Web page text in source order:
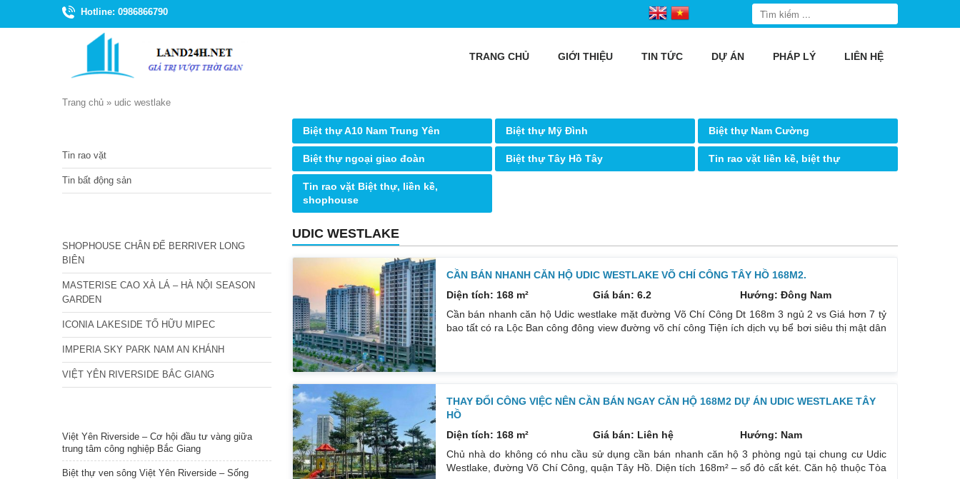
Hotline: 0986866790
TRANG CHỦ GIỚI THIỆU TIN TỨC DỰ ÁN PHÁP LÝ LIÊN HỆ
Trang chủ » udic westlake
Biệt thự A10 Nam Trung Yên Biệt thự Mỹ Đình Biệt thự Nam Cường
Biệt thự ngoại giao đoàn Biệt thự Tây Hồ Tây Tin rao vặt liền kề, biệt thự
Tin rao vặt Biệt thự, liền kề,
shophouse
UDIC WESTLAKE
CẦN BÁN NHANH CĂN HỘ UDIC WESTLAKE VÕ CHÍ CÔNG TÂY HỒ 168M2.
Diện tích: 168 m²
Giá bán: 6.2
Hướng: Đông Nam
Cần bán nhanh căn hộ Udic westlake mặt đường Võ Chí Công Dt 168m 3 ngủ 2 vs Giá hơn 7 tỷ
bao tất có ra Lộc Ban công đông view đường võ chí công Tiện ích dịch vụ bể bơi siêu thị mật dân
THAY ĐỔI CÔNG VIỆC NÊN CẦN BÁN NGAY CĂN HỘ 168M2 DỰ ÁN UDIC WESTLAKE TÂY
HỒ
Diện tích: 168 m²
Giá bán: Liên hệ
Hướng: Nam
Chủ nhà do không có nhu cầu sử dụng cần bán nhanh căn hộ 3 phòng ngủ tại chung cư Udic
Westlake, đường Võ Chí Công, quận Tây Hồ. Diện tích 168m² – sổ đỏ cất két. Căn hộ thuộc Tòa
Tin rao vặt
Tin bất động sản
SHOPHOUSE CHÂN ĐẾ BERRIVER LONG
BIÊN
MASTERISE CAO XÀ LÁ – HÀ NỘI SEASON
GARDEN
ICONIA LAKESIDE TỐ HỮU MIPEC
IMPERIA SKY PARK NAM AN KHÁNH
VIỆT YÊN RIVERSIDE BẮC GIANG
Việt Yên Riverside – Cơ hội đầu tư vàng giữa
trung tâm công nghiệp Bắc Giang
Biệt thự ven sông Việt Yên Riverside – Sống